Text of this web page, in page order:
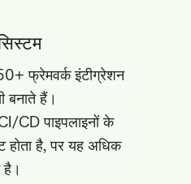
फ्रेमवर्क इंटीग्रेशन
बनाते हैं।
CD पाइपलाइनों के
होता है, पर यह अधिक
है।